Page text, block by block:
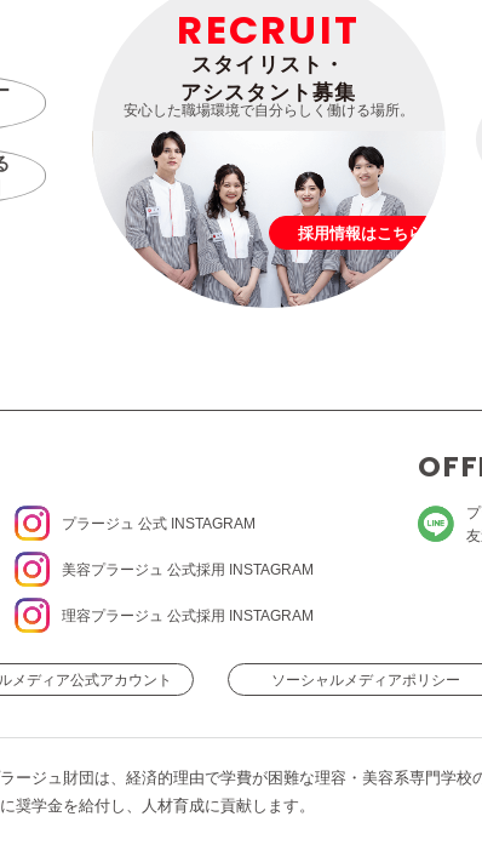
RECRUIT
スタイリスト・
アシスタント募集
安心した職場環境で自分らしく働ける場所。
採用情報はこちら
プラージュ公式 INSTAGRAM
美容プラージュ 公式採用 INSTAGRAM
理容プラージュ 公式採用 INSTAGRAM
メディア公式アカウント ソーシャルメディアポリシー
ージュ財団は、経済的理由で学費が困難な理容・美容系専門学校
奨学金を給付し、人材育成に貢献します。